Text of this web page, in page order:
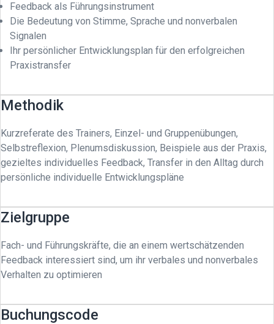
Feedback als Führungsinstrument
Die Bedeutung von Stimme, Sprache und nonverbalen
Signalen
Ihr persönlicher Entwicklungsplan für den erfolgreichen
Praxistransfer
Methodik
Kurzreferate des Trainers, Einzel- und Gruppenübungen,
Selbstreflexion, Plenumsdiskussion, Beispiele aus der Praxis,
gezieltes individuelles Feedback, Transfer in den Alltag durch
persönliche individuelle Entwicklungspläne
Zielgruppe
Fach- und Führungskräfte, die an einem wertschätzenden
Feedback interessiert sind, um ihr verbales und nonverbales
Verhalten zu optimieren
Buchungscode